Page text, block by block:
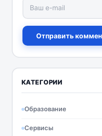
Отправить
КАТЕГОРИИ
Образование
Сервисы